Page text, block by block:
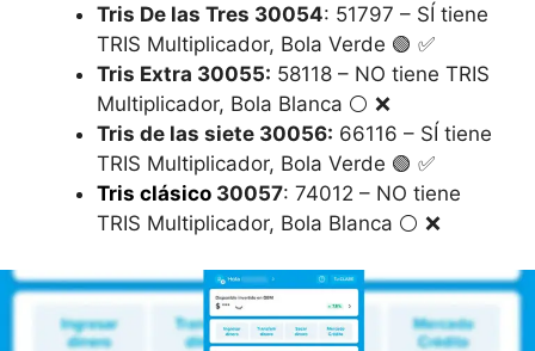
Tris De las Tres 30054: 51797 – SÍ tiene
TRIS Multiplicador, Bola Verde 🟢 ✅
Tris Extra 30055: 58118 – NO tiene TRIS
Multiplicador, Bola Blanca ⚪️ ❌
Tris de las siete 30056: 66116 – SÍ tiene
TRIS Multiplicador, Bola Verde 🟢 ✅
Tris clásico 30057: 74012 – NO tiene
TRIS Multiplicador, Bola Blanca ⚪️ ❌